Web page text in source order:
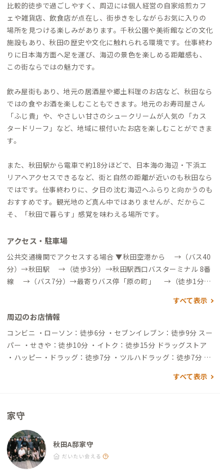
比較的徒歩で過ごしやすく、周辺には個人経営の自家焙煎カフ
ェや雑貨店、飲食店が点在し、街歩きをしながらお気に入りの
場所を見つける楽しみがあります。千秋公園や美術館などの文化
施設もあり、秋田の歴史や文化に触れられる環境です。仕事終わ
りに日本海方面へ足を運び、海辺の景色を楽しめる距離感も、
この街ならではの魅力です。
飲み屋街もあり、地元の居酒屋や郷土料理のお店など、秋田なら
ではの食やお酒を楽しむこともできます。地元のお寿司屋さん
「ふじ貴」や、やさしい甘さのシュークリームが人気の「カス
タードリーフ」など、地域に根付いたお店を楽しむことができま
す。
また、秋田駅から電車で約18分ほどで、日本海の海辺・下浜エ
リアへアクセスできるなど、街と自然の距離が近いのも秋田なら
ではです。仕事終わりに、夕日の沈む海辺へふらりと向かうのも
おすすめです。観光地のど真ん中ではありませんが、だからこ
そ、「秋田で暮らす」感覚を味わえる場所です。
アクセス・駐車場
公共交通機関でアクセスする場合 ▼秋田空港から →（バス40
分）→秋田駅 →（徒歩3分）→秋田駅西口バスターミナル 8番
線 →（バス7分）→最寄りバス停「原の町」 →（徒歩1分）
https://www.akita
-chuoukotsu.co.jp/rimzin.php?action=page&term=0&tab=
1&busstop=5▼秋田駅から →（徒歩3分）→秋田駅西口バス
ターミナル 8番線 →（バス7分）→最寄りバス停「原の町」
→（徒歩1分）→到着 ※秋田駅西口バスターミナル発のバス時刻
s://www.akita-chuoukotsu.co.jp/busstop-search.html自動
すべて表示
周辺のお店情報
コンビニ ・ローソン：徒歩6分 ・セブンイレブン：徒歩9分 スー
パー ・せきや：徒歩10分 ・イトク：徒歩15分 ドラッグストア
・ハッピー・ドラッグ：徒歩7分 ・ツルハドラッグ：徒歩7分 飲
設のカフェ） ・Frank spice curry+：徒歩4分（お昼だけの大人
ーに浸れる、静かな喫茶店） ・鮨ふじ貴：徒歩14分（裏巻きが
特に美味しい地域のお寿司屋さん）
すべて表示
家守
秋田A邸家守
だいたい会える